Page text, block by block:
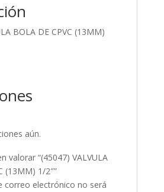
BOLA DE CPVC (13MM)
aún.
valorar “(45047) VALVULA
(13MM) 1/2″”
correo electrónico no será